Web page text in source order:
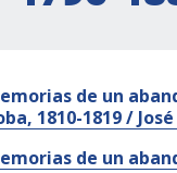
de un
1810-1819 /
de un